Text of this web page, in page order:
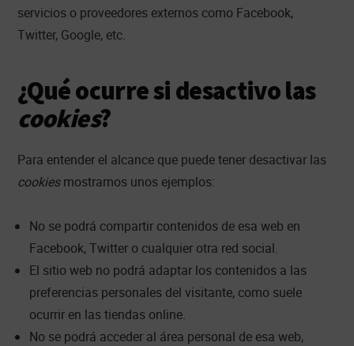
servicios o proveedores externos como Facebook,
Twitter, Google, etc.
¿Qué ocurre si desactivo las
cookies?
Para entender el alcance que puede tener desactivar las
cookiesmostramos unos ejemplos:
No se podrá compartir contenidos de esa web en
Facebook, Twitter o cualquier otra red social.
El sitio web no podrá adaptar los contenidos a las
preferencias personales del visitante, como suele
ocurrir en las tiendas online.
No se podrá acceder al área personal de esa web,